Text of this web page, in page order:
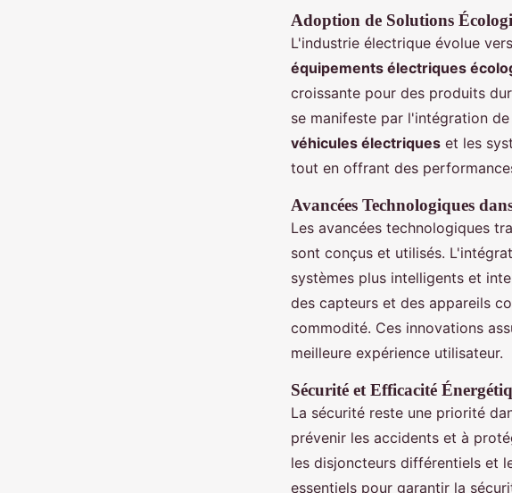
Adoption de Solutions
L'industrie électrique évolue
équipements électriques
croissante pour des produits
se manifeste par l'intégration
véhicules électriques et les
tout en offrant des
Avancées Technologiques
Les avancées technologiques
sont conçus et utilisés.
systèmes plus intelligents et
des capteurs et des appareils
commodité. Ces innovations
meilleure expérience utilisateur.
Sécurité et Efficacité
La sécurité reste une priorité
prévenir les accidents et à
les disjoncteurs différentiels et
essentiels pour garantir la